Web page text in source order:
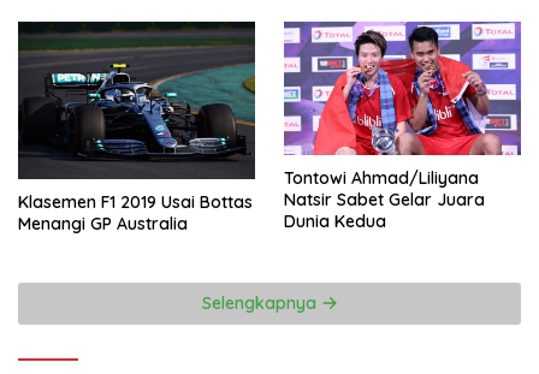
Klasemen F1 2019 Usai Bottas
Menangi GP Australia
Tontowi Ahmad/Liliyana
Natsir Sabet Gelar Juara
Dunia Kedua
Selengkapnya